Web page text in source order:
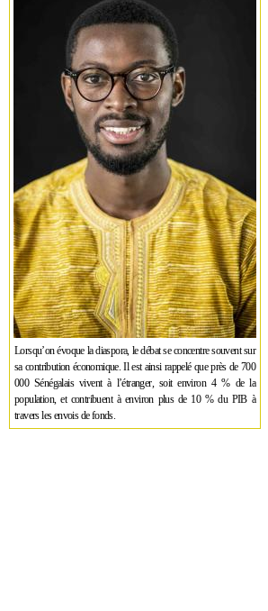
Lorsqu’on évoque la diaspora, le débat se concentre souvent sur
sa contribution économique. Il est ainsi rappelé que près de 700
000 Sénégalais vivent à l’étranger, soit environ 4 % de la
population, et contribuent à environ plus de 10 % du PIB à
travers les envois de fonds.